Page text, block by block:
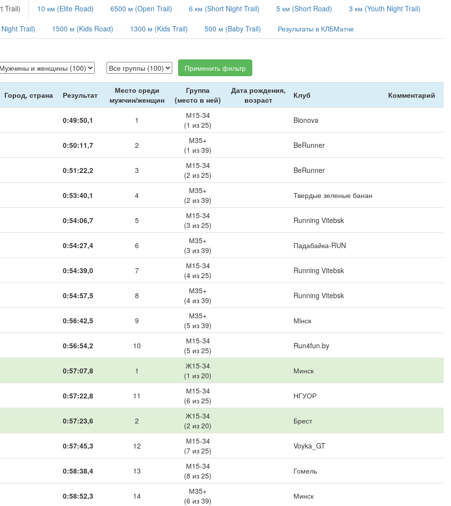
Trail) 10 км (Elite Road) 6500 м (Open Trail) 6 км (Short Night Trail) 5 км (Short Road) 3 км (Youth Night Trail)
Trail) 1500 м (Kids Road) 1300 м (Kids Trail) 500 м (Baby Trail) Результаты в КЛБМатче
Применить фильтр
Город, страна Результат
Место среди
мужчин/женщин
Группа
(место в ней)
Дата рождения,
возраст
Клуб Комментарий
0:49:50,1 1
М15-34
(1 из 25)
Bionova
0:50:11,7 2
М35+
(1 из 39)
BeRunner
0:51:22,2 3
М15-34
(2 из 25)
BeRunner
0:53:40,1 4
М35+
(2 из 39)
Твердые зеленые банан
0:54:06,7 5
М15-34
(3 из 25)
Running Vitebsk
0:54:27,4 6
М35+
(3 из 39)
Падабайка-RUN
0:54:39,0 7
М15-34
(4 из 25)
Running Vitebsk
0:54:57,5 8
М35+
(4 из 39)
Running Vitebsk
0:56:42,5 9
М35+
(5 из 39)
Мiнск
0:56:54,2 10
М15-34
(5 из 25)
Run4fun.by
0:57:07,8 1
Ж15-34
(1 из 20)
Минск
0:57:22,8 11
М15-34
(6 из 25)
НГУОР
0:57:23,6 2
Ж15-34
(2 из 20)
Брест
0:57:45,3 12
М15-34
(7 из 25)
Voyka_GT
0:58:38,4 13
М15-34
(8 из 25)
Гомель
0:58:52,3 14
М35+
(6 из 39)
Минск